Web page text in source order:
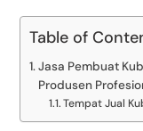
Table of
Jasa Pembuat
Produsen
Tempat Jual